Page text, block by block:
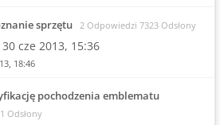
sprzętu 2 Odpowiedzi 7323 Odsłony
30 cze 2013, 15:36
18:46
pochodzenia emblematu
Odsłony